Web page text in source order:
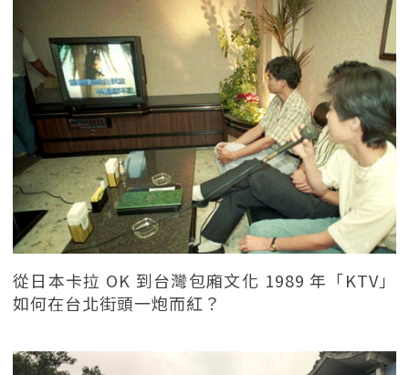
從日本卡拉 OK 到台灣包廂文化 1989 年「KTV」
如何在台北街頭一炮而紅？